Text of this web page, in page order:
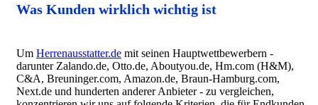
Was Kunden wirklich wichtig ist
Um Herrenausstatter.de mit seinen Hauptwettbewerbern -
darunter Zalando.de, Otto.de, Aboutyou.de, Hm.com (H&M),
C&A, Breuninger.com, Amazon.de, Braun-Hamburg.com,
Next.de und hunderten anderer Anbieter - zu vergleichen,